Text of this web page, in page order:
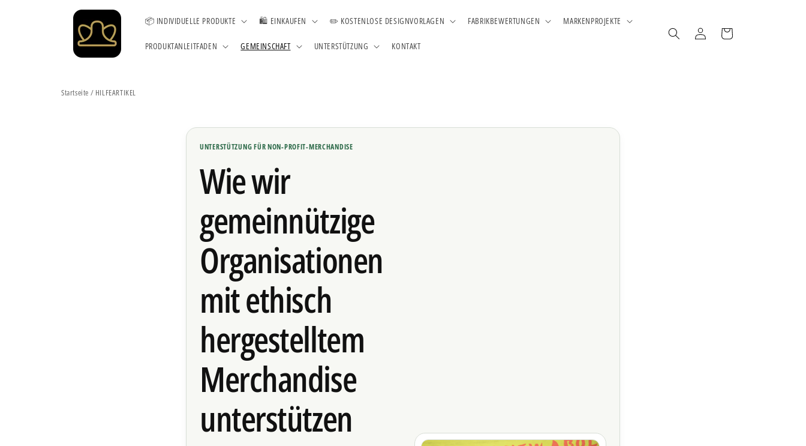
📦 INDIVIDUELLE PRODUKTE 🛍️ EINKAUFEN ✏️ KOSTENLOSE DESIGNVORLAGEN FABRIKBEWERTUNGEN MARKENPROJEKTE
PRODUKTANLEITFADEN GEMEINSCHAFT UNTERSTÜTZUNG KONTAKT
Einloggen Warenkorb
Startseite / HILFEARTIKEL
UNTERSTÜTZUNG FÜR NON-PROFIT-MERCHANDISE
Wie wir
gemeinnützige
Organisationen
mit ethisch
hergestelltem
Merchandise
unterstützen